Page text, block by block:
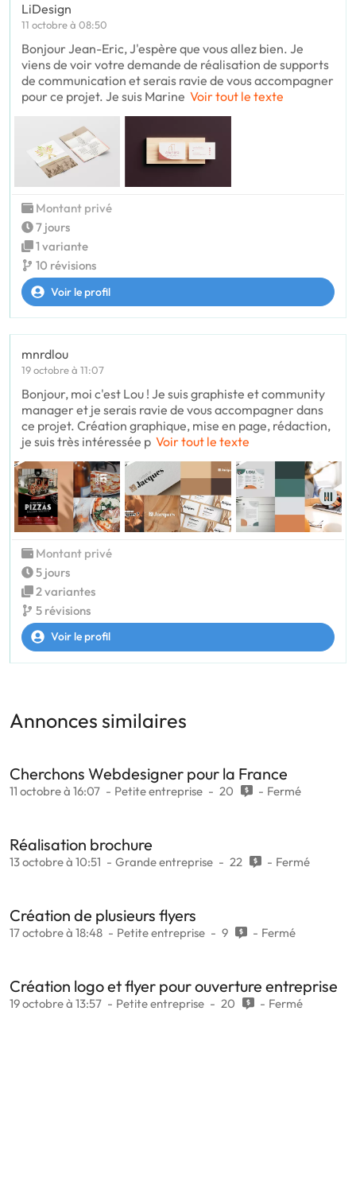
LiDesign
11 octobre à 08:50
Bonjour Jean-Eric, J'espère que vous allez bien. Je
viens de voir votre demande de réalisation de supports
de communication et serais ravie de vous accompagner
pour ce projet. Je suis Marine Voir tout le texte
Montant privé
7 jours
1 variante
10 révisions
Voir le profil
mnrdlou
19 octobre à 11:07
Bonjour, moi c'est Lou ! Je suis graphiste et community
manager et je serais ravie de vous accompagner dans
ce projet. Création graphique, mise en page, rédaction,
je suis très intéressée p Voir tout le texte
Montant privé
5 jours
2 variantes
5 révisions
Voir le profil
Annonces similaires
Cherchons Webdesigner pour la France
11 octobre à 16:07 Petite entreprise 20 Fermé
Réalisation brochure
13 octobre à 10:51 Grande entreprise 22 Fermé
Création de plusieurs flyers
17 octobre à 18:48 Petite entreprise 9 Fermé
Création logo et flyer pour ouverture entreprise
19 octobre à 13:57 Petite entreprise 20 Fermé